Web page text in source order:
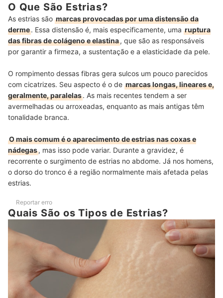
Como Tratar Estrias?
Indicações dos Melhores Produtos para Prevenir e Tratar Estrias!
Conclusão
O Que São Estrias?
As estrias são marcas provocadas por uma distensão da
derme. Essa distensão é, mais especificamente, uma ruptura
das fibras de colágeno e elastina, que são as responsáveis
por garantir a firmeza, a sustentação e a elasticidade da pele.
O rompimento dessas fibras gera sulcos um pouco parecidos
com cicatrizes. Seu aspecto é o de marcas longas, lineares e,
geralmente, paralelas. As mais recentes tendem a ser
avermelhadas ou arroxeadas, enquanto as mais antigas têm
tonalidade branca.
O mais comum é o aparecimento de estrias nas coxas e
nádegas, mas isso pode variar. Durante a gravidez, é
recorrente o surgimento de estrias no abdome. Já nos homens,
o dorso do tronco é a região normalmente mais afetada pelas
estrias.
Reportar erro
Quais São os Tipos de Estrias?